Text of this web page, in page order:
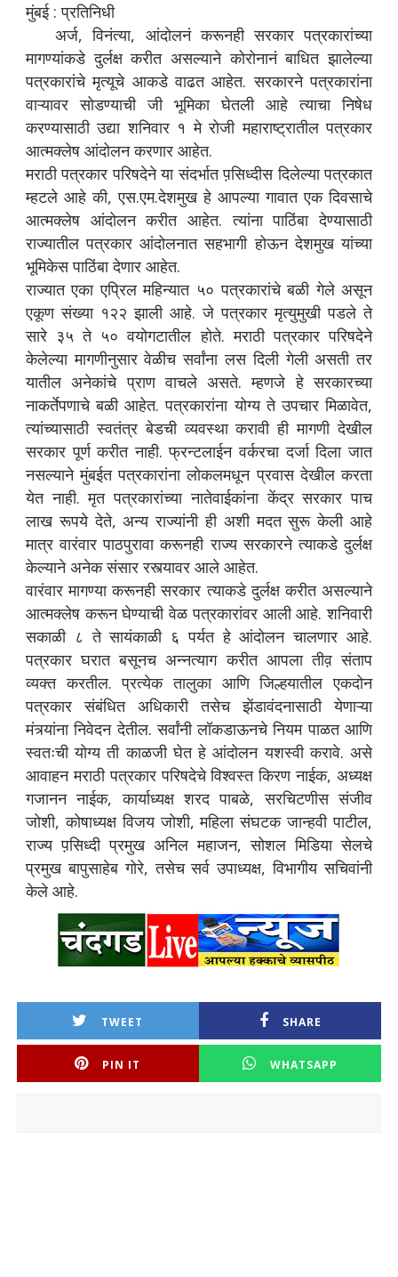
मुंबई : प्रतिनिधी
अर्ज, विनंत्या, आंदोलनं करूनही सरकार पत्रकारांच्या
मागण्यांकडे दुर्लक्ष करीत असल्याने कोरोनानं बाधित झालेल्या
पत्रकारांचे मृत्यूचे आकडे वाढत आहेत. सरकारने पत्रकारांना
वाऱ्यावर सोडण्याची जी भूमिका घेतली आहे त्याचा निषेध
करण्यासाठी उद्या शनिवार १ मे रोजी महाराष्ट्रातील पत्रकार
आत्मक्लेष आंदोलन करणार आहेत.
मराठी पत्रकार परिषदेने या संदर्भात प़सिध्दीस दिलेल्या पत्रकात
म्हटले आहे की, एस.एम.देशमुख हे आपल्या गावात एक दिवसाचे
आत्मक्लेष आंदोलन करीत आहेत. त्यांना पाठिंबा देण्यासाठी
राज्यातील पत्रकार आंदोलनात सहभागी होऊन देशमुख यांच्या
भूमिकेस पाठिंबा देणार आहेत.
राज्यात एका एप्रिल महिन्यात ५० पत्रकारांचे बळी गेले असून
एकूण संख्या १२२ झाली आहे. जे पत्रकार मृत्युमुखी पडले ते
सारे ३५ ते ५० वयोगटातील होते. मराठी पत्रकार परिषदेने
केलेल्या मागणीनुसार वेळीच सर्वांना लस दिली गेली असती तर
यातील अनेकांचे प्राण वाचले असते. म्हणजे हे सरकारच्या
नाकर्तेपणाचे बळी आहेत. पत्रकारांना योग्य ते उपचार मिळावेत,
त्यांच्यासाठी स्वतंत्र बेडची व्यवस्था करावी ही मागणी देखील
सरकार पूर्ण करीत नाही. फ्रन्टलाईन वर्करचा दर्जा दिला जात
नसल्याने मुंबईत पत्रकारांना लोकलमधून प्रवास देखील करता
येत नाही. मृत पत्रकारांच्या नातेवाईकांना केंद्र सरकार पाच
लाख रूपये देते, अन्य राज्यांनी ही अशी मदत सुरू केली आहे
मात्र वारंवार पाठपुरावा करूनही राज्य सरकारने त्याकडे दुर्लक्ष
केल्याने अनेक संसार रस्त्यावर आले आहेत.
वारंवार मागण्या करूनही सरकार त्याकडे दुर्लक्ष करीत असल्याने
आत्मक्लेष करून घेण्याची वेळ पत्रकारांवर आली आहे. शनिवारी
सकाळी ८ ते सायंकाळी ६ पर्यत हे आंदोलन चालणार आहे.
पत्रकार घरात बसूनच अन्नत्याग करीत आपला तीव़ संताप
व्यक्त करतील. प्रत्येक तालुका आणि जिल्हयातील एकदोन
पत्रकार संबंधित अधिकारी तसेच झेंडावंदनासाठी येणाऱ्या
मंत्र्यांना निवेदन देतील. सर्वांनी लॉकडाऊनचे नियम पाळत आणि
स्वतःची योग्य ती काळजी घेत हे आंदोलन यशस्वी करावे. असे
आवाहन मराठी पत्रकार परिषदेचे विश्‍वस्त किरण नाईक, अध्यक्ष
गजानन नाईक, कार्याध्यक्ष शरद पाबळे, सरचिटणीस संजीव
जोशी, कोषाध्यक्ष विजय जोशी, महिला संघटक जान्हवी पाटील,
राज्य प़सिध्दी प्रमुख अनिल महाजन, सोशल मिडिया सेलचे
प्रमुख बापुसाहेब गोरे, तसेच सर्व उपाध्यक्ष, विभागीय सचिवांनी
केले आहे.
TWEET SHARE
PIN IT WHATSAPP